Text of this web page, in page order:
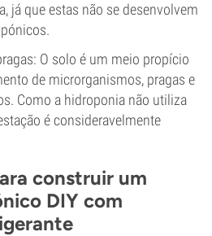
já que estas não se desenvolvem
O solo é um meio propício
de microrganismos, pragas e
Como a hidroponia não utiliza
é consideravelmente
construir um
DIY com